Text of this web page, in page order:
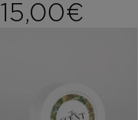
15,00€